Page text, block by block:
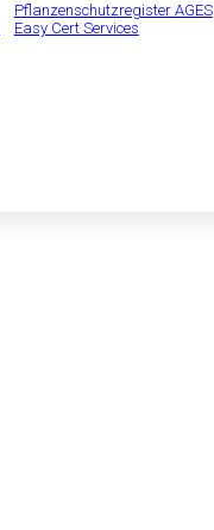
Pflanzenschutzregister AGES
Easy Cert Services